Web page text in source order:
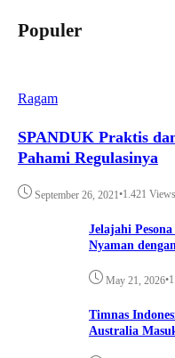
Populer
Ragam
SPANDUK Praktis
Pahami Regulasinya
September 26, 2021•1.421 Views
Jelajahi
Nyaman
May 21, 2026•
Timnas
Australia